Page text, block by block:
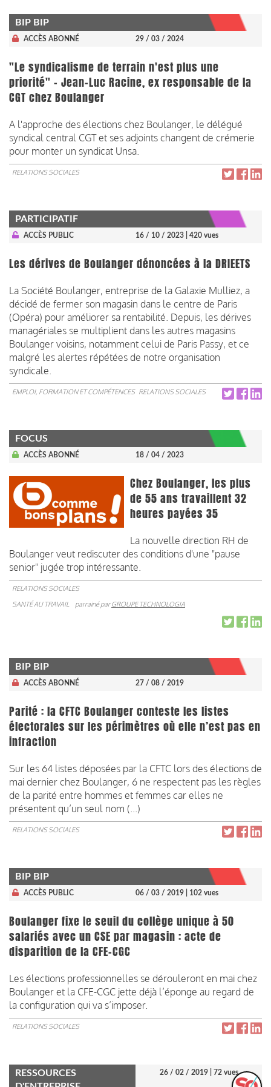
BIP BIP
ACCÈS ABONNÉ 29 / 03 / 2024
"Le syndicalisme de terrain n'est plus une
priorité" - Jean-Luc Racine, ex responsable de la
CGT chez Boulanger
A l'approche des élections chez Boulanger, le délégué
syndical central CGT et ses adjoints changent de crémerie
pour monter un syndicat Unsa.
RELATIONS SOCIALES
PARTICIPATIF
ACCÈS PUBLIC 16 / 10 / 2023 | 420 vues
Les dérives de Boulanger dénoncées à la DRIEETS
La Société Boulanger, entreprise de la Galaxie Mulliez, a
décidé de fermer son magasin dans le centre de Paris
(Opéra) pour améliorer sa rentabilité. Depuis, les dérives
managériales se multiplient dans les autres magasins
Boulanger voisins, notamment celui de Paris Passy, et ce
malgré les alertes répétées de notre organisation
syndicale.
EMPLOI, FORMATION ET COMPÉTENCES RELATIONS SOCIALES
FOCUS
ACCÈS ABONNÉ 18 / 04 / 2023
Chez Boulanger, les plus
de 55 ans travaillent 32
heures payées 35
La nouvelle direction RH de
Boulanger veut rediscuter des conditions d'une "pause
senior" jugée trop intéressante.
RELATIONS SOCIALES
SANTÉ AU TRAVAIL
parrainé parGROUPE TECHNOLOGIA
BIP BIP
ACCÈS ABONNÉ 27 / 08 / 2019
Parité : la CFTC Boulanger conteste les listes
électorales sur les périmètres où elle n’est pas en
infraction
Sur les 64 listes déposées par la CFTC lors des élections de
mai dernier chez Boulanger, 6 ne respectent pas les règles
de la parité entre hommes et femmes car elles ne
présentent qu’un seul nom (...)
RELATIONS SOCIALES
BIP BIP
ACCÈS PUBLIC 06 / 03 / 2019 | 102 vues
Boulanger fixe le seuil du collège unique à 50
salariés avec un CSE par magasin : acte de
disparition de la CFE-CGC
Les élections professionnelles se dérouleront en mai chez
Boulanger et la CFE-CGC jette déjà l’éponge au regard de
la configuration qui va s’imposer.
RELATIONS SOCIALES
RESSOURCES
26 / 02 / 2019 | 72 vues